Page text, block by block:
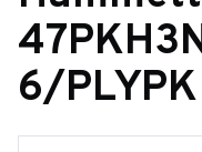
6/PLYPK